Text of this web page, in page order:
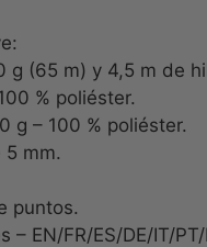
g (65 m) y 4,5 m de
% poliéster.
g – 100 % poliéster.
5 mm.
puntos.
– EN/FR/ES/DE/IT/